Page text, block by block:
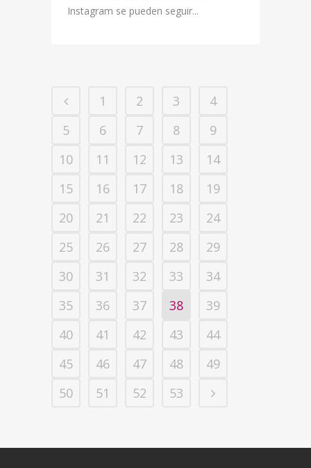
Instagram se pueden seguir...
1 2 3
4
5
6 7 8
9
10
11 12 13
14
15
16 17 18
19
20
21 22 23
24
25
26 27 28
29
30
31 32 33
34
35
36 37 38
39
40
41 42 43
44
45
46 47 48
49
50
51 52 53